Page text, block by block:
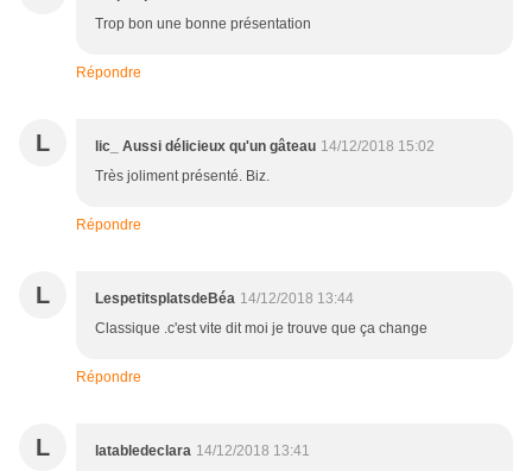
Trop bon une bonne présentation
Répondre
L lic_ Aussi délicieux qu'un gâteau 14/12/2018 15:02
Très joliment présenté. Biz.
Répondre
L LespetitsplatsdeBéa 14/12/2018 13:44
Classique .c'est vite dit moi je trouve que ça change
Répondre
L latabledeclara 14/12/2018 13:41